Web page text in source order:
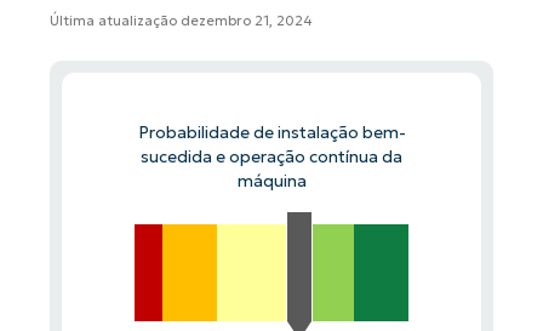
Última atualização dezembro 21, 2024
Probabilidade de instalação bem-
sucedida e operação contínua da
máquina